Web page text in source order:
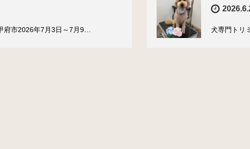
市2026年7月3日～7月9… 犬専門トリ